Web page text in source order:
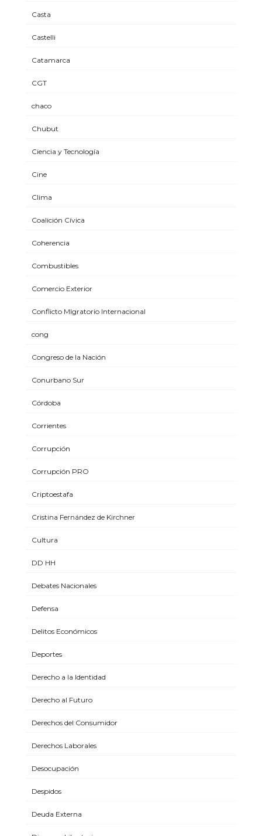
Casta
Castelli
Catamarca
CGT
chaco
Chubut
Ciencia y Tecnología
Cine
Clima
Coalición Cívica
Coherencia
Combustibles
Comercio Exterior
Conflicto MIgratorio Internacional
cong
Congreso de la Nación
Conurbano Sur
Córdoba
Corrientes
Corrupción
Corrupción PRO
Criptoestafa
Cristina Fernández de Kirchner
Cultura
DD HH
Debates Nacionales
Defensa
Delitos Económicos
Deportes
Derecho a la Identidad
Derecho al Futuro
Derechos del Consumidor
Derechos Laborales
Desocupación
Despidos
Deuda Externa